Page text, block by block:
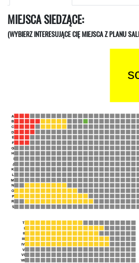
MIEJSCA SIEDZĄCE:
(WYBIERZ INTERESUJĄCE CIĘ MIEJSCA Z PLANU